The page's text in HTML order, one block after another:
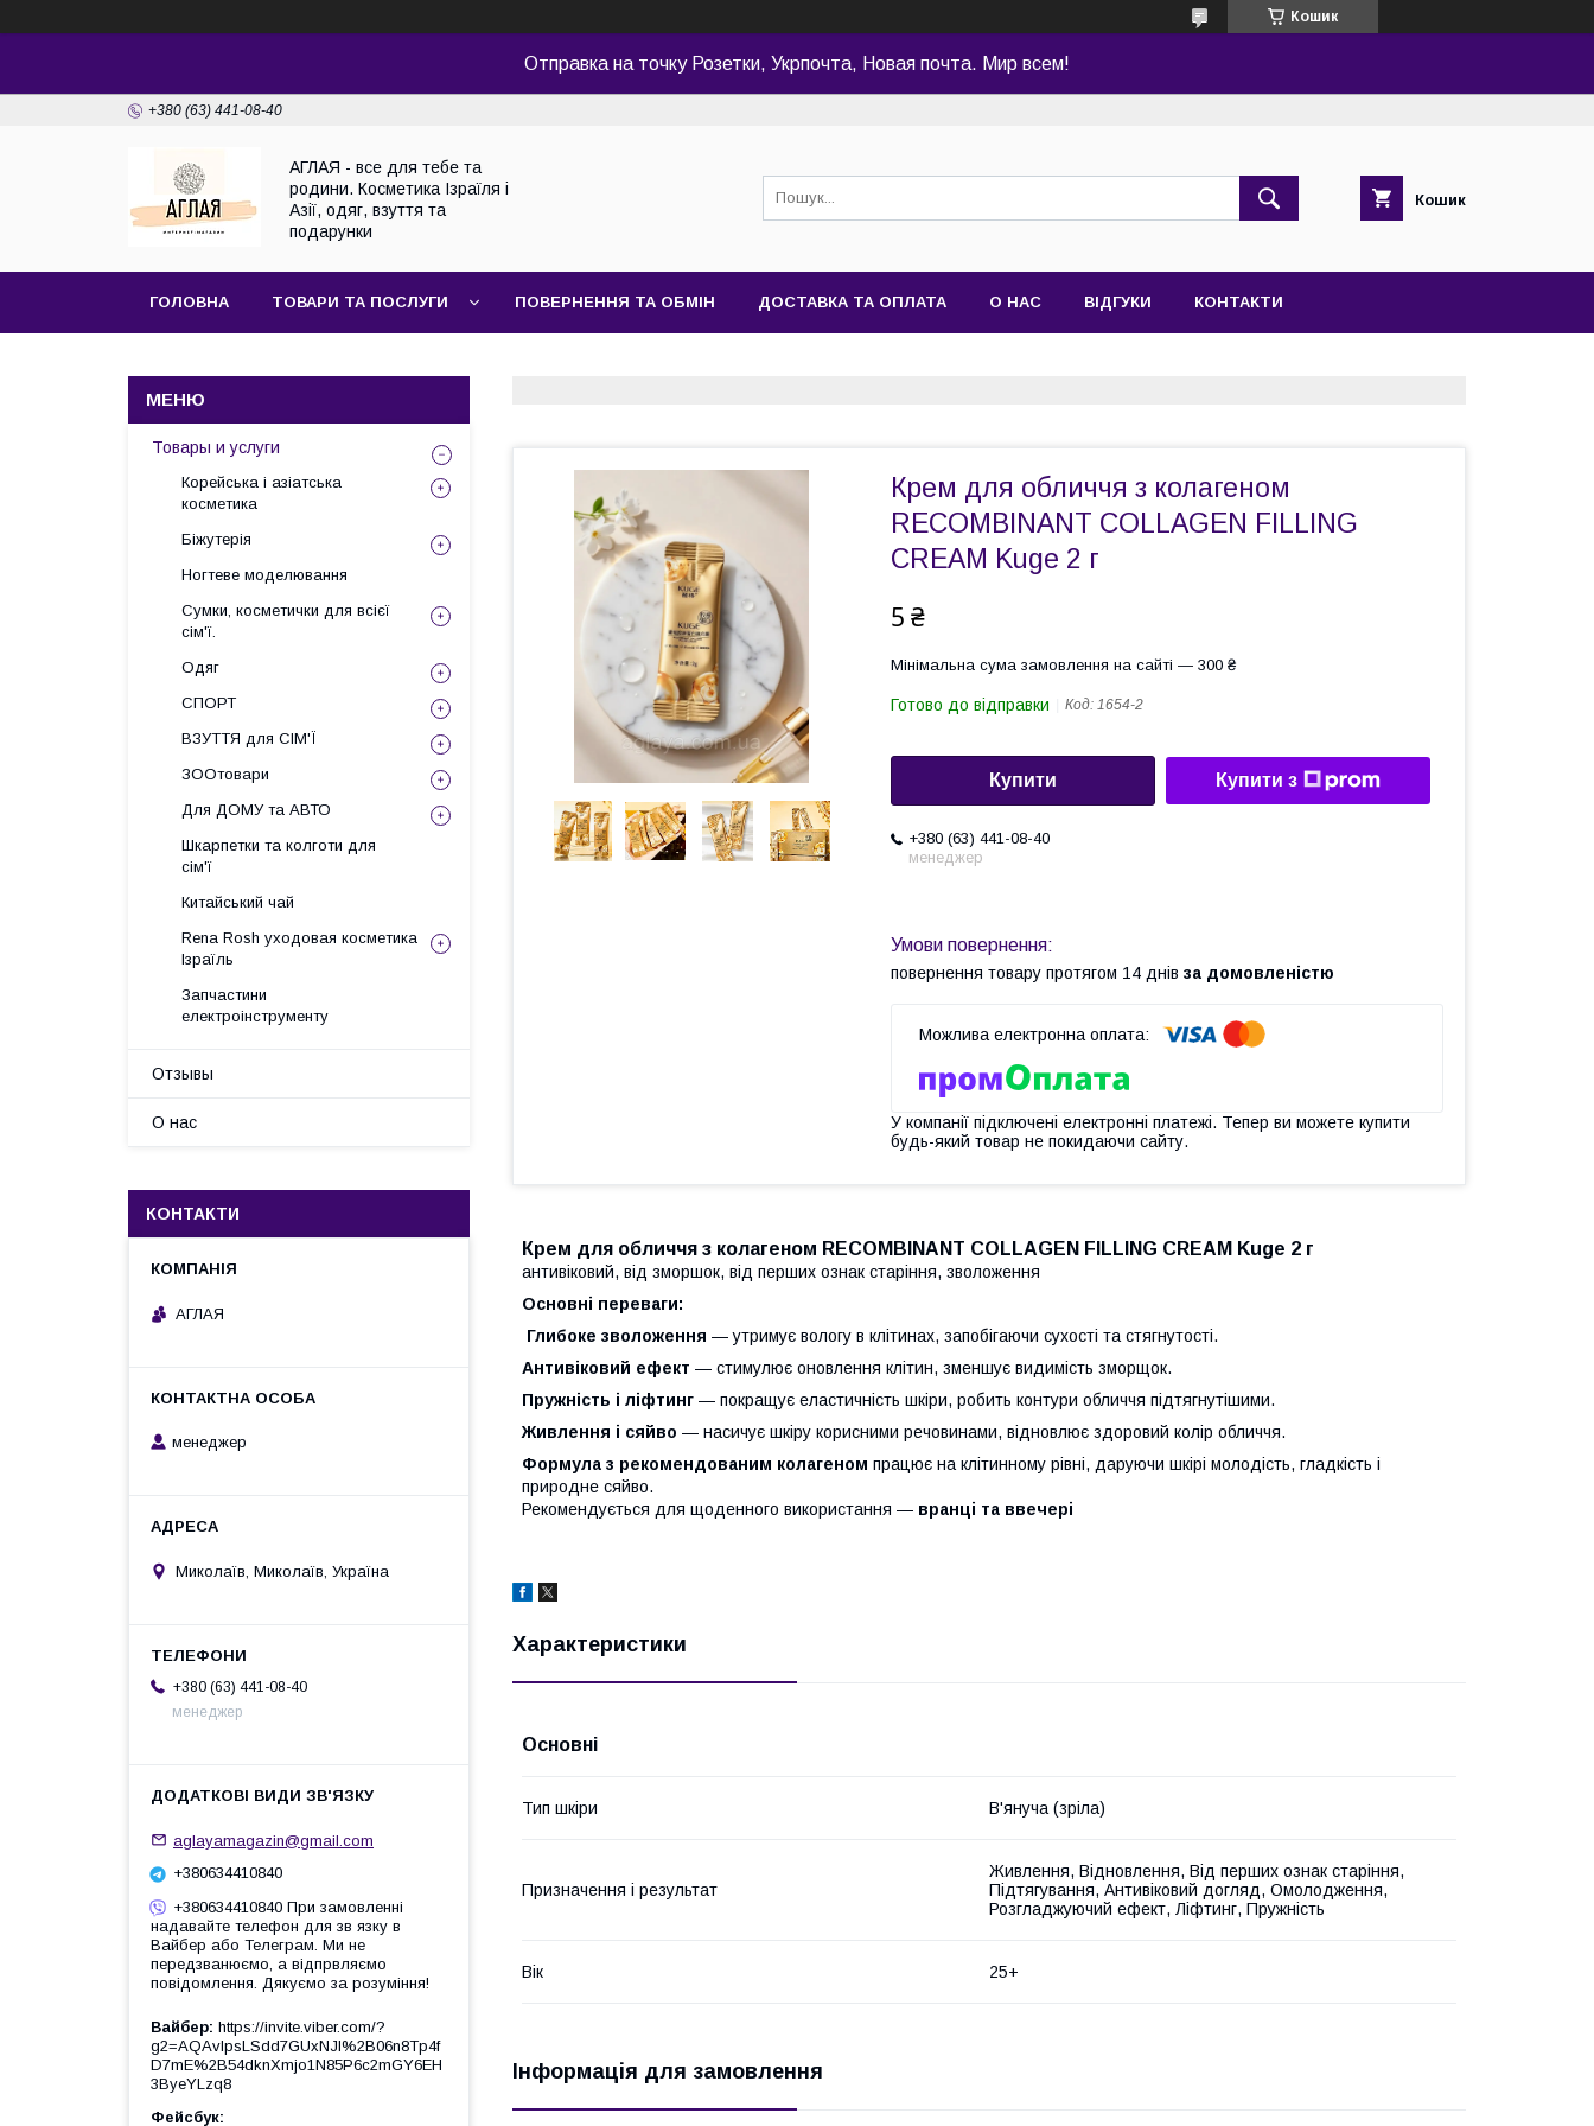
Кошик
Отправка на точку Розетки, Укрпочта, Новая почта. Мир всем!
+380 (63) 441-08-40
АГЛАЯ - все для тебе та
родини. Косметика Ізраїля і
Азії, одяг, взуття та
подарунки
Кошик
ГОЛОВНА ТОВАРИ ТА ПОСЛУГИ ПОВЕРНЕННЯ ТА ОБМІН ДОСТАВКА ТА ОПЛАТА О НАС ВІДГУКИ КОНТАКТИ
Крем для обличчя з колагеном
RECOMBINANT COLLAGEN FILLING
CREAM Kuge 2 г
5 ₴
Мінімальна сума замовлення на сайті — 300 ₴
Готово до відправки Код: 1654-2
Купити Купити з
+380 (63) 441-08-40
менеджер
повернення товару протягом 14 днів за домовленістю
У компанії підключені електронні платежі. Тепер ви можете купити
будь-який товар не покидаючи сайту.
Крем для обличчя з колагеном RECOMBINANT COLLAGEN FILLING CREAM Kuge 2 г
антивіковий, від зморшок, від перших ознак старіння, зволоження
Основні переваги:
Глибоке зволоження — утримує вологу в клітинах, запобігаючи сухості та стягнутості.
Антивіковий ефект — стимулює оновлення клітин, зменшує видимість зморщок.
Пружність і ліфтинг — покращує еластичність шкіри, робить контури обличчя підтягнутішими.
Живлення і сяйво — насичує шкіру корисними речовинами, відновлює здоровий колір обличчя.
Формула з рекомендованим колагеном працює на клітинному рівні, даруючи шкірі молодість, гладкість і
природне сяйво.
Рекомендується для щоденного використання — вранці та ввечері
Характеристики
Основні
Тип шкіри В'януча (зріла)
Призначення і результат
Живлення, Відновлення, Від перших ознак старіння,
Підтягування, Антивіковий догляд, Омолодження,
Розгладжуючий ефект, Ліфтинг, Пружність
Вік 25+
Інформація для замовлення
Товары и услуги
Корейська і азіатська
косметика
Біжутерія
Ногтеве моделювання
Сумки, косметички для всієї
сім'ї.
Одяг
СПОРТ
ВЗУТТЯ для СІМ'Ї
ЗООтовари
Для ДОМУ та АВТО
Шкарпетки та колготи для
сім'ї
Китайський чай
Rena Rosh уходовая косметика
Ізраїль
Запчастини
електроінструменту
Отзывы
О нас
КОНТАКТИ
АГЛАЯ
менеджер
Миколаїв, Миколаїв, Україна
+380 (63) 441-08-40
менеджер
aglayamagazin@gmail.com
+380634410840
+380634410840 При замовленні
надавайте телефон для зв язку в
Вайбер або Телеграм. Ми не
передзванюємо, а відпрвляємо
повідомлення. Дякуємо за розуміння!
Вайбер https://invite.viber.com/?
g2=AQAvlpsLSdd7GUxNJl%2B06n8Tp4f
D7mE%2B54dknXmjo1N85P6c2mGY6EH
3ByeYLzq8
Фейсбук